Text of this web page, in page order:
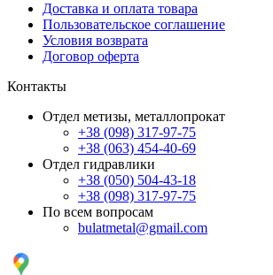
Доставка и оплата товара
Пользовательское соглашение
Условия возврата
Договор оферта
Контакты
Отдел метизы, металлопрокат
+38 (098) 317-97-75
+38 (063) 454-40-69
Отдел гидравлики
+38 (050) 504-43-18
+38 (098) 317-97-75
По всем вопросам
bulatmetal@gmail.com